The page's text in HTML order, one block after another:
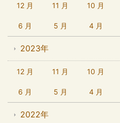
12 月 11 月 10 月
6 月 5 月 4 月
2023年
12 月 11 月 10 月
6 月 5 月 4 月
2022年